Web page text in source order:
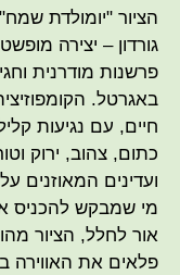
גורדון – יצירה
פרשנות מודרנית
באגרטל.
חיים, עם נגיעות
כתום, צהוב, ירוק
ועדינים המאוזנים
מי שמבקש להכניס
אור לחלל, הציור
פלאים את האווירה